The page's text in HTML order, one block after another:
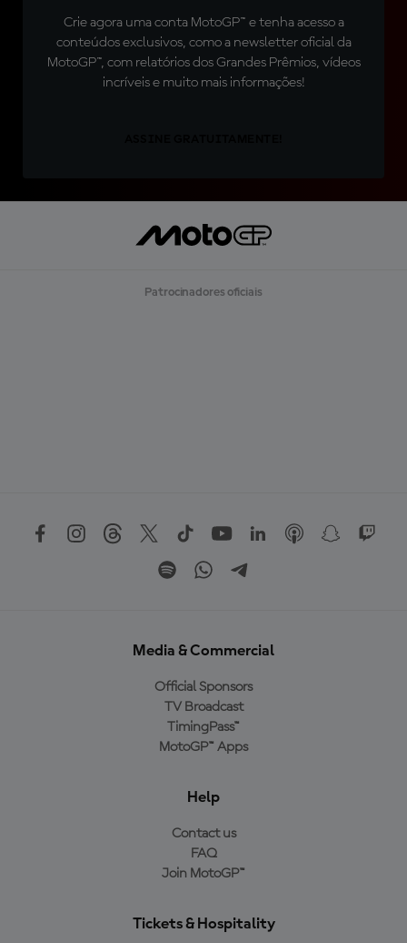
Crie agora uma conta MotoGP™ e tenha acesso a
conteúdos exclusivos, como a newsletter oficial da
MotoGP™, com relatórios dos Grandes Prêmios, vídeos
incríveis e muito mais informações!
Patrocinadores oficiais
Media & Commercial
Official Sponsors
TV Broadcast
TimingPass™
MotoGP™ Apps
Help
Contact us
FAQ
Join MotoGP™
Tickets & Hospitality